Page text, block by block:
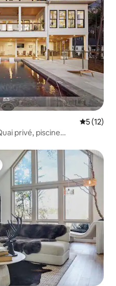
5 (12)
privé, piscine
plus appréciés